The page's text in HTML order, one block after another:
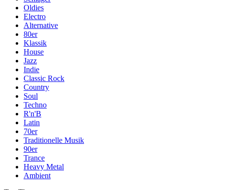
Oldies
Electro
Alternative
80er
Klassik
House
Jazz
Indie
Classic Rock
Country
Soul
Techno
R'n'B
Latin
70er
Traditionelle Musik
90er
Trance
Heavy Metal
Ambient